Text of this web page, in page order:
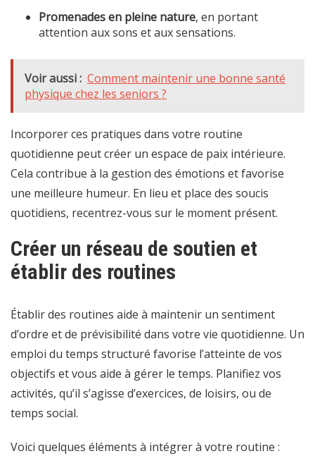
Promenades en pleine nature, en portant
attention aux sons et aux sensations.
Voir aussi : Comment maintenir une bonne santé
physique chez les seniors ?
Incorporer ces pratiques dans votre routine
quotidienne peut créer un espace de paix intérieure.
Cela contribue à la gestion des émotions et favorise
une meilleure humeur. En lieu et place des soucis
quotidiens, recentrez-vous sur le moment présent.
Créer un réseau de soutien et
établir des routines
Établir des routines aide à maintenir un sentiment
d’ordre et de prévisibilité dans votre vie quotidienne. Un
emploi du temps structuré favorise l’atteinte de vos
objectifs et vous aide à gérer le temps. Planifiez vos
activités, qu’il s’agisse d’exercices, de loisirs, ou de
temps social.
Voici quelques éléments à intégrer à votre routine :